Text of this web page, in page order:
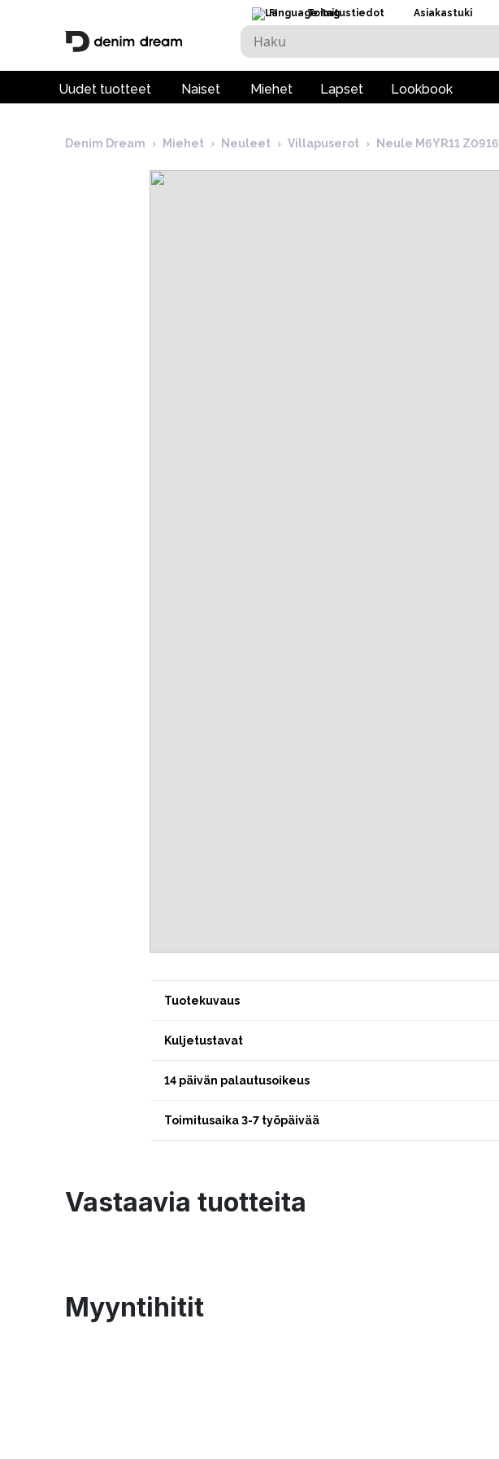
FI Toimitustiedot Asiakastuki
Uudet tuotteet Naiset Miehet Lapset Lookbook
Denim Dream › Miehet › Neuleet › Villapuserot › Neule M6YR11 Z0916
Tuotekuvaus
Kuljetustavat
14 päivän palautusoikeus
Toimitusaika 3-7 työpäivää
Vastaavia tuotteita
Myyntihitit